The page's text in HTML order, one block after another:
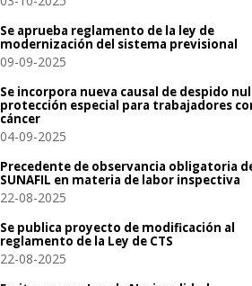
Se aprueba reglamento de la ley de
modernización del sistema previsional
09-09-2025
Se incorpora nueva causal de despido
protección especial para trabajadores
cáncer
04-09-2025
Precedente de observancia obligatoria
SUNAFIL en materia de labor inspectiva
22-08-2025
Se publica proyecto de modificación al
reglamento de la Ley de CTS
22-08-2025